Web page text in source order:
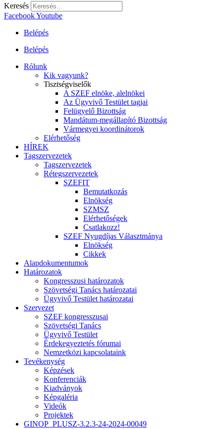
Keresés
FacebookYoutube
Belépés
Belépés
Rólunk
Kik vagyunk?
Tisztségviselők
A SZEF elnöke, alelnökei
Az Ügyvivő Testület tagjai
Felügyelő Bizottság
Mandátum-megállapító Bizottság
Vármegyei koordinátorok
Elérhetőség
HÍREK
Tagszervezetek
Tagszervezetek
Rétegszervezetek
SZEFIT
Bemutatkozás
Elnökség
SZMSZ
Elérhetőségek
Csatlakozz!
SZEF Nyugdíjas Választmánya
Elnökség
Cikkek
Alapdokumentumok
Határozatok
Kongresszusi határozatok
Szövetségi Tanács határozatai
Ügyvivő Testület határozatai
Szervezet
SZEF kongresszusai
Szövetségi Tanács
Ügyvivő Testület
Érdekegyeztetés fórumai
Nemzetközi kapcsolataink
Tevékenység
Képzések
Konferenciák
Kiadványok
Képgaléria
Videók
Projektek
GINOP_PLUSZ-3.2.3-24-2024-00049